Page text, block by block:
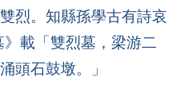
烈。知縣孫學古有詩哀
》載「雙烈墓，梁游二
頭石鼓墩。
」